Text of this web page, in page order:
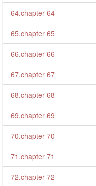
64.chapter 64
65.chapter 65
66.chapter 66
67.chapter 67
68.chapter 68
69.chapter 69
70.chapter 70
71.chapter 71
72.chapter 72